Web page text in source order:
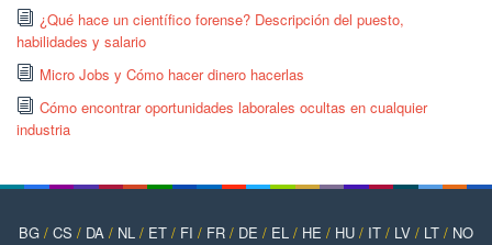
¿Qué hace un científico forense? Descripción del puesto,
habilidades y salario
Micro Jobs y Cómo hacer dinero hacerlas
Cómo encontrar oportunidades laborales ocultas en cualquier
industria
BG / CS / DA / NL / ET / FI / FR / DE / EL / HE / HU / IT / LV / LT / NO